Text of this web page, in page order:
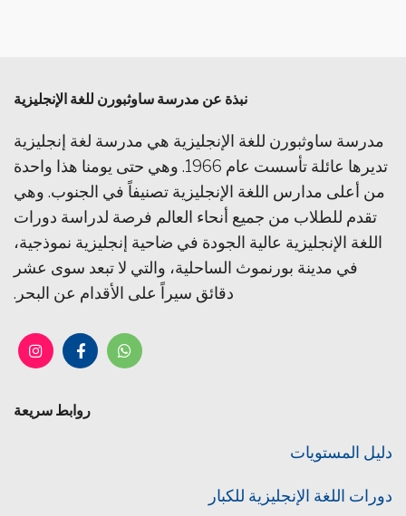
نبذة عن مدرسة ساوثبورن للغة الإنجليزية
مدرسة ساوثبورن للغة الإنجليزية هي مدرسة لغة إنجليزية
تديرها عائلة تأسست عام 1966. وهي حتى يومنا هذا واحدة
من أعلى مدارس اللغة الإنجليزية تصنيفاً في الجنوب. وهي
تقدم للطلاب من جميع أنحاء العالم فرصة لدراسة دورات
اللغة الإنجليزية عالية الجودة في ضاحية إنجليزية نموذجية،
في مدينة بورنموث الساحلية، والتي لا تبعد سوى عشر
دقائق سيراً على الأقدام عن البحر.
روابط سريعة
دليل المستويات
دورات اللغة الإنجليزية للكبار